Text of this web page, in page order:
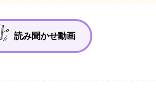
読み聞かせ動画